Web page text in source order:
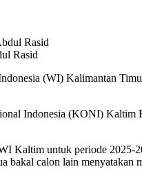
Rasid
(WI) Kalimantan
Indonesia (KONI)
Kaltim untuk periode
bakal calon lain menyatakan